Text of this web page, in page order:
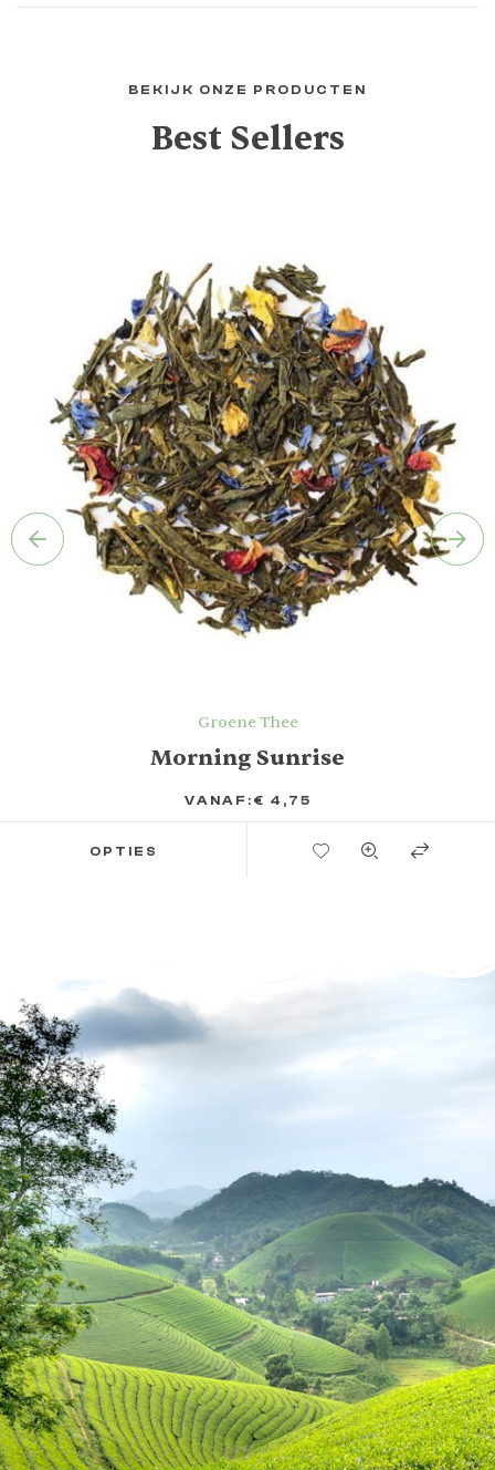
BEKIJK ONZE PRODUCTEN
Best Sellers
Groene Thee
Morning Sunrise
VANAF: € 4,75
OPTIES